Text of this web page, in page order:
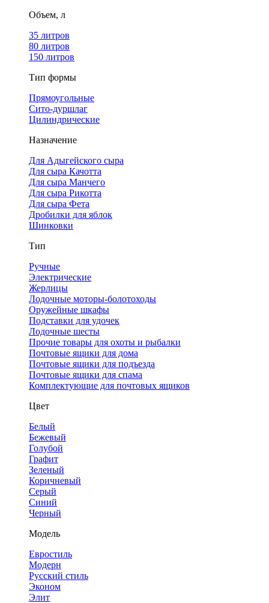
Объем, л
35 литров
80 литров
150 литров
Тип формы
Прямоугольные
Сито-дуршлаг
Цилиндрические
Назначение
Для Адыгейского сыра
Для сыра Качотта
Для сыра Манчего
Для сыра Рикотта
Для сыра Фета
Дробилки для яблок
Шинковки
Тип
Ручные
Электрические
Жерлицы
Лодочные моторы-болотоходы
Оружейные шкафы
Подставки для удочек
Лодочные шесты
Прочие товары для охоты и рыбалки
Почтовые ящики для дома
Почтовые ящики для подъезда
Почтовые ящики для спама
Комплектующие для почтовых ящиков
Цвет
Белый
Бежевый
Голубой
Графит
Зеленый
Коричневый
Серый
Синий
Черный
Модель
Евростиль
Модерн
Русский стиль
Эконом
Элит